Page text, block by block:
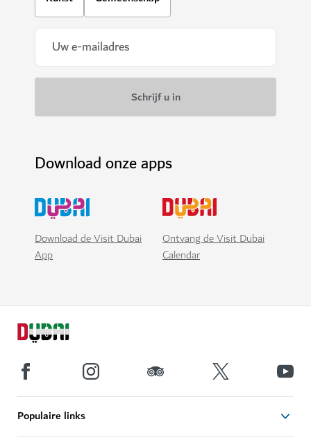
Download onze apps
Download de Visit Dubai
App
Ontvang de Visit Dubai
Calendar
Populaire links